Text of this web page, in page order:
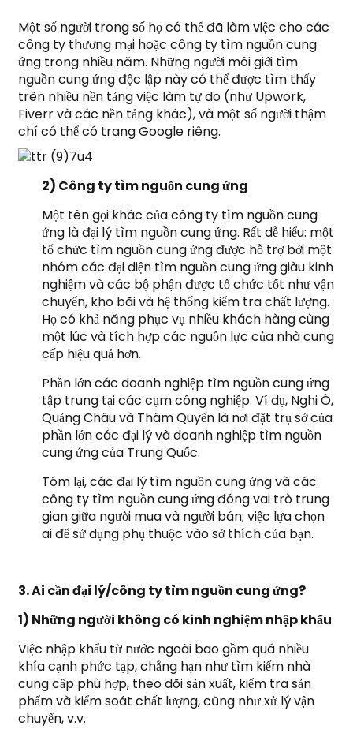
Một số người trong số họ có thể đã làm việc cho các
công ty thương mại hoặc công ty tìm nguồn cung
ứng trong nhiều năm. Những người môi giới tìm
nguồn cung ứng độc lập này có thể được tìm thấy
trên nhiều nền tảng việc làm tự do (như Upwork,
Fiverr và các nền tảng khác), và một số người thậm
chí có thể có trang Google riêng.
2) Công ty tìm nguồn cung ứng
Một tên gọi khác của công ty tìm nguồn cung
ứng là đại lý tìm nguồn cung ứng. Rất dễ hiểu: một
tổ chức tìm nguồn cung ứng được hỗ trợ bởi một
nhóm các đại diện tìm nguồn cung ứng giàu kinh
nghiệm và các bộ phận được tổ chức tốt như vận
chuyển, kho bãi và hệ thống kiểm tra chất lượng.
Họ có khả năng phục vụ nhiều khách hàng cùng
một lúc và tích hợp các nguồn lực của nhà cung
cấp hiệu quả hơn.
Phần lớn các doanh nghiệp tìm nguồn cung ứng
tập trung tại các cụm công nghiệp. Ví dụ, Nghi Ô,
Quảng Châu và Thâm Quyến là nơi đặt trụ sở của
phần lớn các đại lý và doanh nghiệp tìm nguồn
cung ứng của Trung Quốc.
Tóm lại, các đại lý tìm nguồn cung ứng và các
công ty tìm nguồn cung ứng đóng vai trò trung
gian giữa người mua và người bán; việc lựa chọn
ai để sử dụng phụ thuộc vào sở thích của bạn.
3. Ai cần đại lý/công ty tìm nguồn cung ứng?
1) Những người không có kinh nghiệm nhập khẩu
Việc nhập khẩu từ nước ngoài bao gồm quá nhiều
khía cạnh phức tạp, chẳng hạn như tìm kiếm nhà
cung cấp phù hợp, theo dõi sản xuất, kiểm tra sản
phẩm và kiểm soát chất lượng, cũng như xử lý vận
chuyển, v.v.